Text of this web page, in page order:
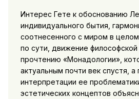
Интерес Гете к обоснованию
индивидуального бытия,
соотнесенного с миром в
по сути, движение
прочтению «Монадологии»,
актуальным почти век спустя, а
интерпретации ее
эстетических концептов